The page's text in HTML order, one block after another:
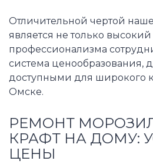
Отличительной чертой
является не только
профессионализма
система ценообразования,
доступными для широкого
Омске.
РЕМОНТ
КРАФТ НА ДОМУ:
ЦЕНЫ